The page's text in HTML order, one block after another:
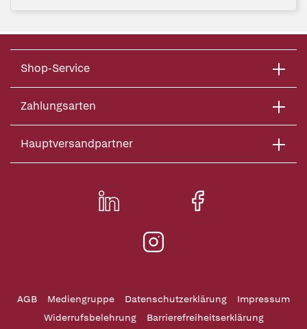
Shop-Service
Zahlungsarten
Hauptversandpartner
AGB Mediengruppe Datenschutzerklärung
Impressum
Widerrufsbelehrung
Barrierefreiheitserklärung